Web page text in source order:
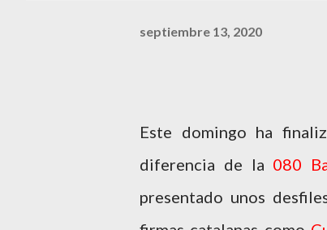
septiembre 13, 2020
Este domingo ha
diferencia de la 080
presentado unos